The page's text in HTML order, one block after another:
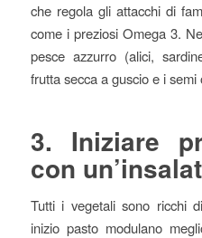
che regola gli attacchi di
come i preziosi Omega 3.
pesce azzurro (alici,
frutta secca a guscio e i semi
3. Iniziare
con
Tutti i vegetali sono ricchi
inizio pasto modulano